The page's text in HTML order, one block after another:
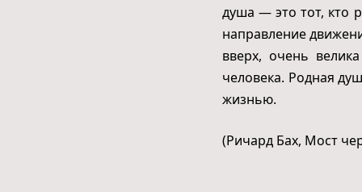
душа — это тот, кто
направление
вверх, очень
человека. Родная
жизнью.
(Ричард Бах, Мост